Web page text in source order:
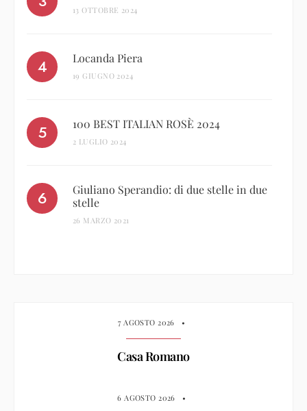
13 OTTOBRE 2024
Locanda Piera
19 GIUGNO 2024
100 BEST ITALIAN ROSÈ 2024
2 LUGLIO 2024
Giuliano Sperandio: di due stelle in due
stelle
26 MARZO 2021
7 AGOSTO 2026 •
Casa Romano
6 AGOSTO 2026 •